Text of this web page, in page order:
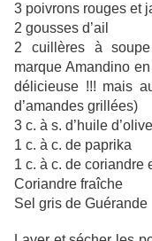
3 poivrons rouges et
2 gousses d’ail
2 cuillères à
marque Amandino
délicieuse !!! mais
d’amandes grillées)
3 c. à s. d’huile d’olive
1 c. à c. de paprika
1 c. à c. de coriandre
Coriandre fraîche
Sel gris de Guérande